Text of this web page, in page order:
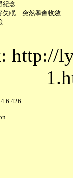
紀念
眠　突然學會收斂
http://